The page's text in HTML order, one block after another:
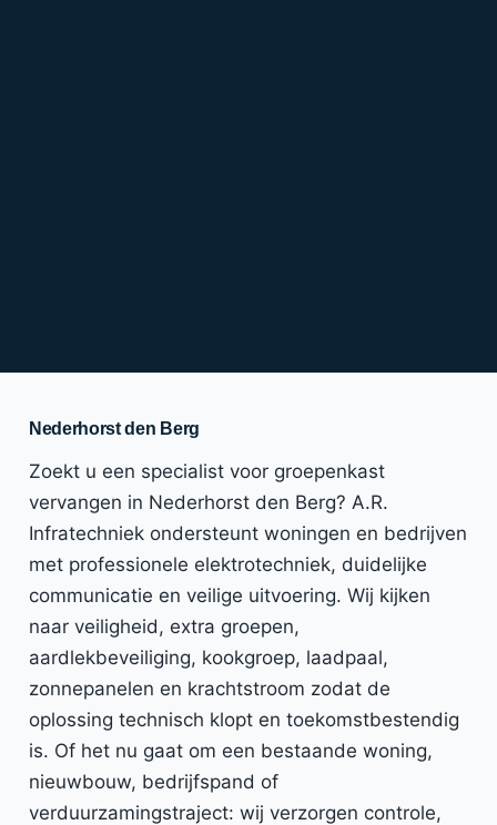
Nederhorst den Berg
Zoekt u een specialist voor groepenkast
vervangen in Nederhorst den Berg? A.R.
Infratechniek ondersteunt woningen en bedrijven
met professionele elektrotechniek, duidelijke
communicatie en veilige uitvoering. Wij kijken
naar veiligheid, extra groepen,
aardlekbeveiliging, kookgroep, laadpaal,
zonnepanelen en krachtstroom zodat de
oplossing technisch klopt en toekomstbestendig
is. Of het nu gaat om een bestaande woning,
nieuwbouw, bedrijfspand of
verduurzamingstraject: wij verzorgen controle,